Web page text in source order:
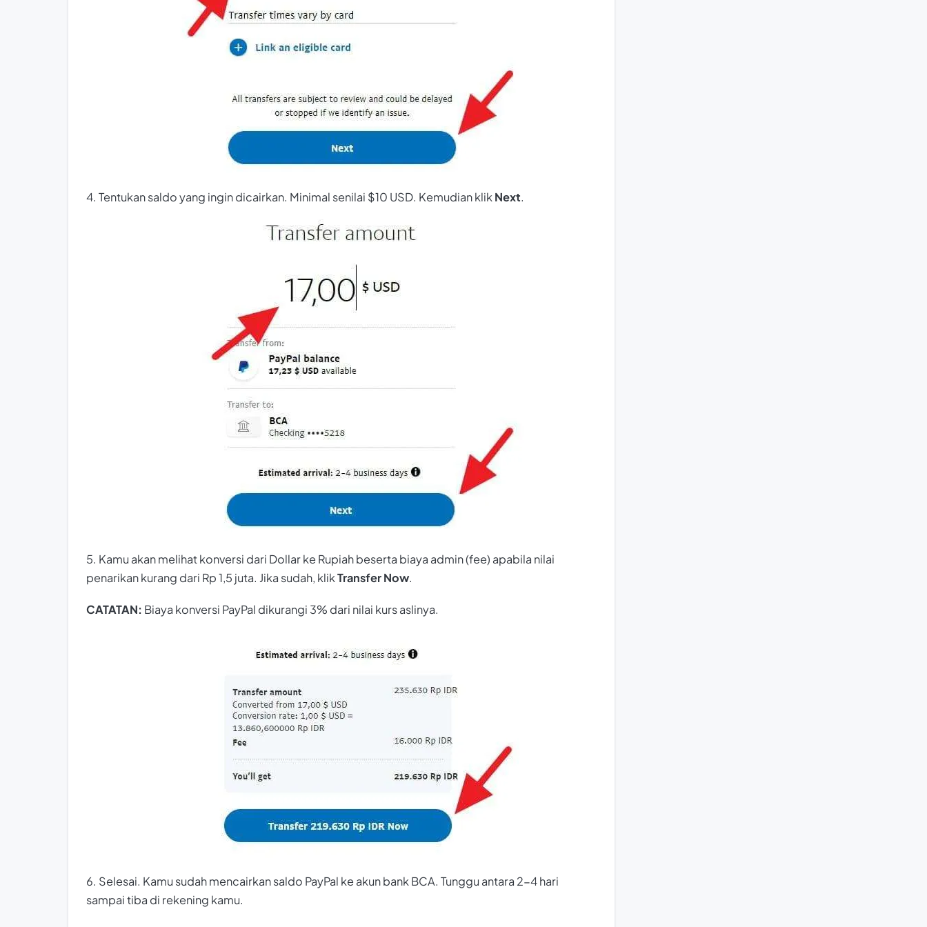
4. Tentukan saldo yang ingin dicairkan. Minimal senilai $10 USD. Kemudian klik Next.
5. Kamu akan melihat konversi dari Dollar ke Rupiah beserta biaya admin (fee) apabila nilai
penarikan kurang dari Rp 1,5 juta. Jika sudah, klikTransfer Now.
CATATAN: Biaya konversi PayPal dikurangi 3% dari nilai kurs aslinya.
6. Selesai. Kamu sudah mencairkan saldo PayPal ke akun bank BCA. Tunggu antara 2-4 hari
sampai tiba di rekening kamu.